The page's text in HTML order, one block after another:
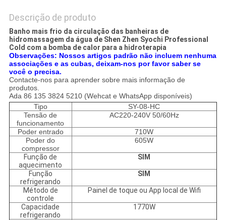
Descrição de produto
Banho mais frio da circulação das banheiras de
hidromassagem da água de Shen Zhen Syochi Professional
Cold com a bomba de calor para a hidroterapia
Observações: Nossos artigos padrão não incluem nenhuma
associações e as cubas, deixam-nos por favor saber se
você o precisa.
Contacte-nos para aprender sobre mais informação de
produtos.
Ada 86 135 3824 5210 (Wehcat e WhatsApp disponíveis)
Tipo
SY-08-HC
Tensão de
funcionamento
AC220-240V 50/60Hz
Poder entrado
710W
Poder do
compressor
605W
Função de
aquecimento
SIM
Função
refrigerando
SIM
Método de
controle
Painel de toque ou App local de Wifi
Capacidade
refrigerando
1770W